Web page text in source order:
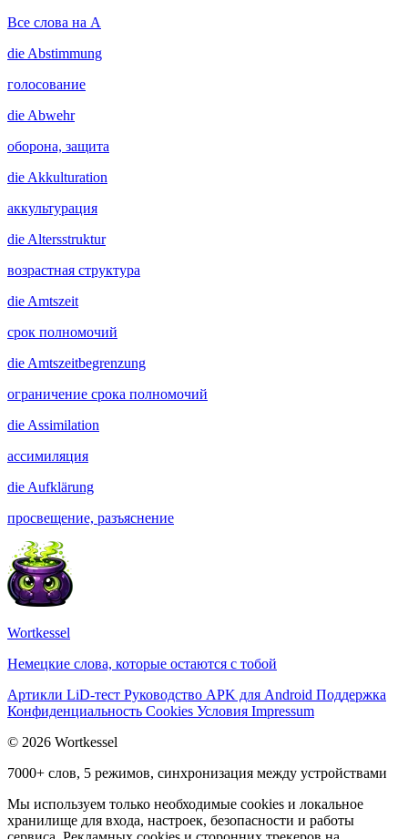
Все слова на A
die Abstimmung
голосование
die Abwehr
оборона, защита
die Akkulturation
аккультурация
die Altersstruktur
возрастная структура
die Amtszeit
срок полномочий
die Amtszeitbegrenzung
ограничение срока полномочий
die Assimilation
ассимиляция
die Aufklärung
просвещение, разъяснение
Wortkessel
Немецкие слова, которые остаются с тобой
Артикли LiD-тест Руководство APK для Android Поддержка
Конфиденциальность Cookies Условия Impressum
© 2026 Wortkessel
7000+ слов, 5 режимов, синхронизация между устройствами
Мы используем только необходимые cookies и локальное
хранилище для входа, настроек, безопасности и работы